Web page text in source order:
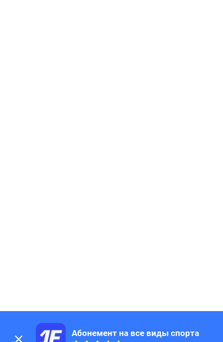
Абонемент на все виды спорта